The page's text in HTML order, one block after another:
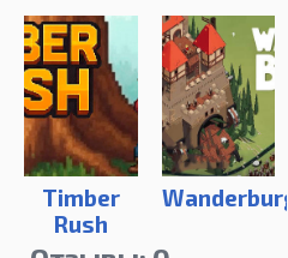
Timber
Rush
Wanderburg